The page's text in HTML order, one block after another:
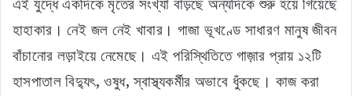
হাহাকার। নেই জল নেই খাবার। গাজা ভূখণ্ডে সাধারণ মানুষ জীবন
বাঁচানোর লড়াইয়ে নেমেছে। এই পরিস্থিতিতে গাজ়ার প্রায় ১২টি
হাসপাতাল বিদ্যুৎ, ওষুধ, স্বাস্থ্যকর্মীর অভাবে ধুঁকছে। কাজ করা